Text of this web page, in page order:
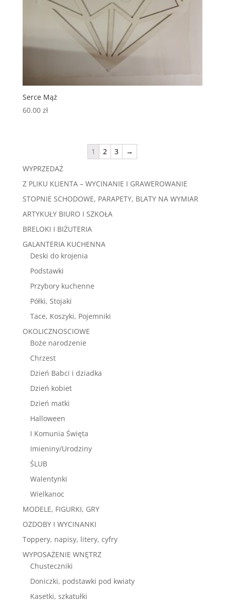
Serce Mąż
60.00 zł
1 2 3
→
WYPRZEDAŻ
Z PLIKU KLIENTA – WYCINANIE I GRAWEROWANIE
STOPNIE SCHODOWE, PARAPETY, BLATY NA WYMIAR
ARTYKUŁY BIURO I SZKOŁA
BRELOKI I BIŻUTERIA
GALANTERIA KUCHENNA
Deski do krojenia
Podstawki
Przybory kuchenne
Półki, Stojaki
Tace, Koszyki, Pojemniki
OKOLICZNOSCIOWE
Boże narodzenie
Chrzest
Dzień Babci i dziadka
Dzień kobiet
Dzień matki
Halloween
I Komunia Święta
Imieniny/Urodziny
ŚLUB
Walentynki
Wielkanoc
MODELE, FIGURKI, GRY
OZDOBY I WYCINANKI
Toppery, napisy, litery, cyfry
WYPOSAŻENIE WNĘTRZ
Chusteczniki
Doniczki, podstawki pod kwiaty
Kasetki, szkatułki